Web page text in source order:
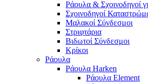
Ράουλα & Σχοινοδηγοί
Σχοινοδηγοί
Μαλακοί Σύνδεσμοι
Στριφτάρια
Βιδωτοί Σύνδεσμοι
Κρίκοι
Ράουλα
Ράουλα Harken
Ράουλα Element